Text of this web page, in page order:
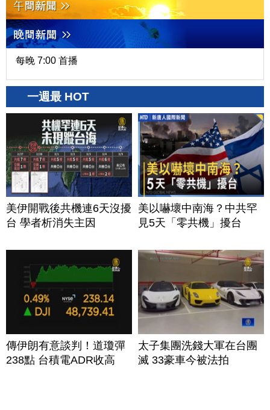
每晚 7:00 首播
一週最 HOT
美伊開戰後共機連6天沒擾
台 學者析消失主因
美以嚇壞中南海？中共罕
見5天「零共機」擾台
傳伊朗有意談判！道瓊彈
238點 台積電ADR收高
太子集團洗錢大軍在台團
滅 33豪車今被法拍